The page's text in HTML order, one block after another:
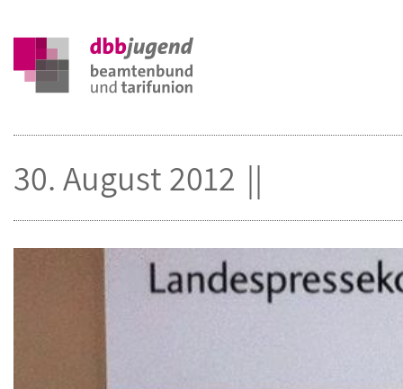
30. August 2012